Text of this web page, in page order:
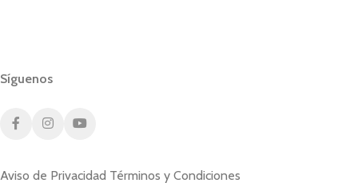
Síguenos
Aviso de Privacidad Términos y Condiciones